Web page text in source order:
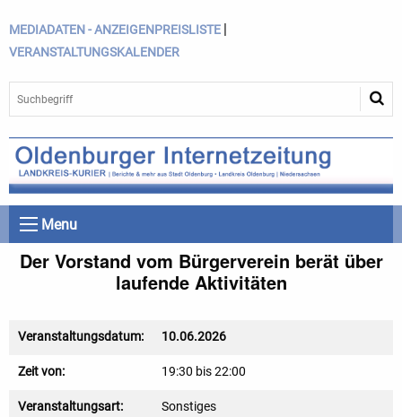
MEDIADATEN - ANZEIGENPREISLISTE |
VERANSTALTUNGSKALENDER
Menu
Der Vorstand vom Bürgerverein berät über
laufende Aktivitäten
Veranstaltungsdatum: 10.06.2026
Zeit von: 19:30 bis 22:00
Veranstaltungsart: Sonstiges